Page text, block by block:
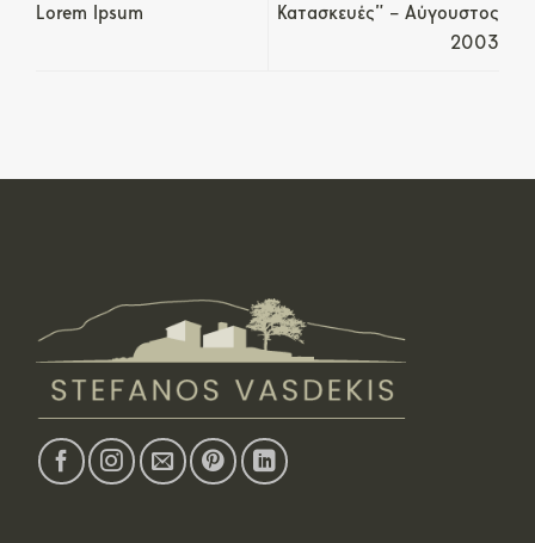
Lorem Ipsum
Κατασκευές” – Αύγουστος
2003